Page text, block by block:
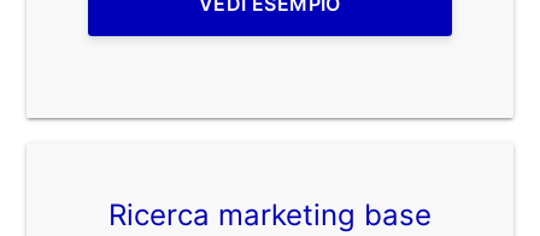
Ricerca marketing base